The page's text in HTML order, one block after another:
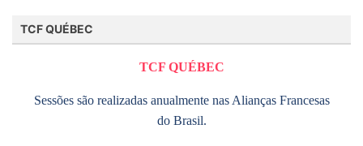
TCF QUÉBEC
TCF QUÉBEC
Sessões são realizadas anualmente nas Alianças Francesas
do Brasil.